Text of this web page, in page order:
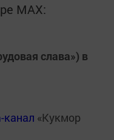
MАХ:
слава») в
канал «Кукмор